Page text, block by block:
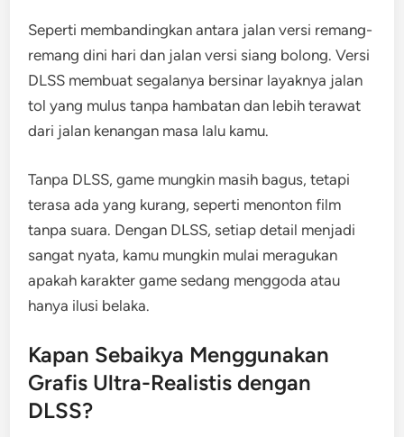
Seperti membandingkan antara jalan versi remang-
remang dini hari dan jalan versi siang bolong. Versi
DLSS membuat segalanya bersinar layaknya jalan
tol yang mulus tanpa hambatan dan lebih terawat
dari jalan kenangan masa lalu kamu.
Tanpa DLSS, game mungkin masih bagus, tetapi
terasa ada yang kurang, seperti menonton film
tanpa suara. Dengan DLSS, setiap detail menjadi
sangat nyata, kamu mungkin mulai meragukan
apakah karakter game sedang menggoda atau
hanya ilusi belaka.
Kapan Sebaikya Menggunakan
Grafis Ultra-Realistis dengan
DLSS?